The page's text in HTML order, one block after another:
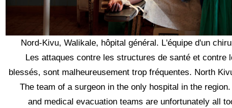
Nord-Kivu, Walikale, hôpital général. L'équipe d'un
Les attaques contre les structures de santé et contre
blessés, sont malheureusement trop fréquentes. North
The team of a surgeon in the only hospital in the
and medical evacuation teams are unfortunately all